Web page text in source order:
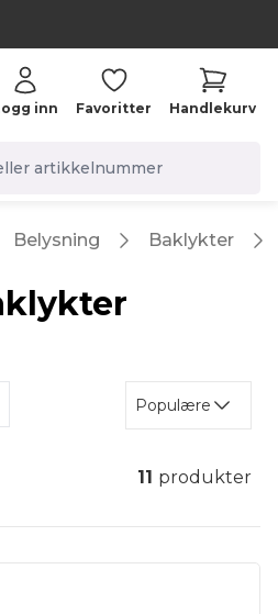
inn Favoritter Handlekurv
Belysning Baklykter
Populære
11 produkter